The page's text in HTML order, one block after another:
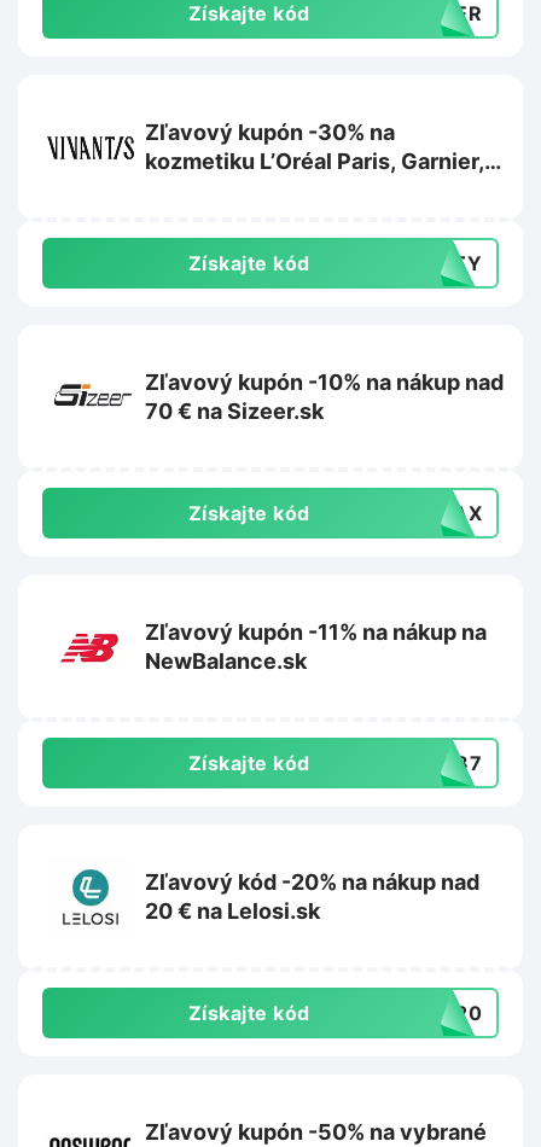
Získajte kód MMER
Zľavový kupón -30% na
kozmetiku L’Oréal Paris, Garnier,
Získajte kód AUTY
Zľavový kupón -10% na nákup nad
70 € na Sizeer.sk
Získajte kód VIAX
Zľavový kupón -11% na nákup na
NewBalance.sk
Získajte kód PW87
Zľavový kód -20% na nákup nad
20 € na Lelosi.sk
Získajte kód RA20
Zľavový kupón -50% na vybrané